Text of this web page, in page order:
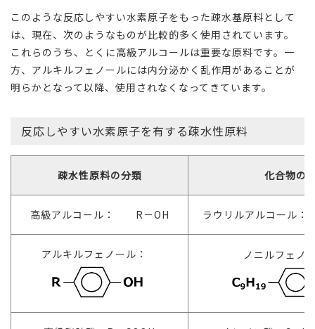
このような反応しやすい水素原子をもった疎水基原料として
は、現在、次のようなものが比較的多く使用されています。
これらのうち、とくに高級アルコールは重要な原料です。一
方、アルキルフェノールには内分泌かく乱作用があることが
明らかとなって以降、使用されなくなってきています。
反応しやすい水素原子を有する疎水性原料
疎水性原料の分類 化合物の
高級アルコール： R－OH ラウリルアルコール
アルキルフェノール： ノニルフェノ